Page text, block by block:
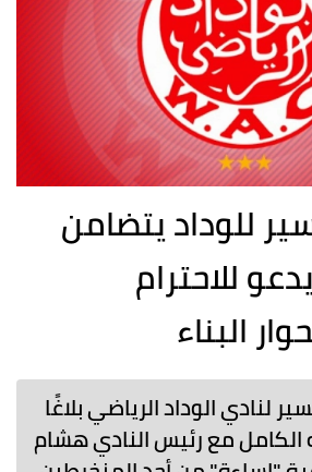
للوداد يتضامن
للاحترام
البناء
لنادي الوداد الرياضي بلاغًا
الكامل مع رئيس النادي هشام